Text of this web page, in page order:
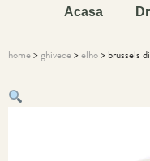
Acasa
home>ghivece>elho> brussels